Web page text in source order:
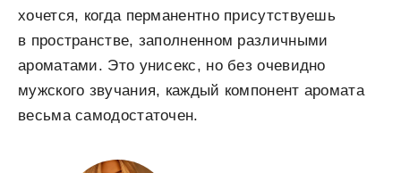
хочется, когда перманентно присутствуешь
в пространстве, заполненном различными
ароматами. Это унисекс, но без очевидно
мужского звучания, каждый компонент аромата
весьма самодостаточен.